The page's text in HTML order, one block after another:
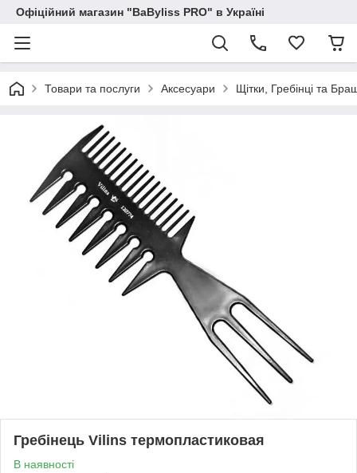
Офіційний магазин "BaByliss PRO" в Україні
Товари та послуги Аксесуари Щітки, Гребінці та
Гребінець Vilins термопластиковая
В наявності